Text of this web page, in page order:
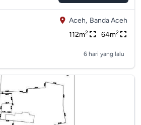
Aceh, Banda Aceh
112m2 64m2
6 hari yang lalu